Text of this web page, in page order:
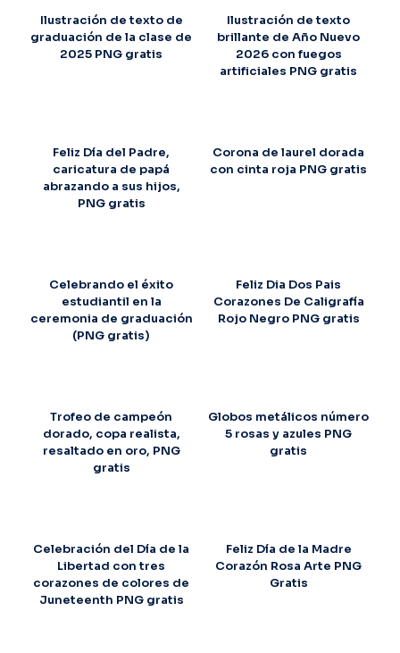
Ilustración de texto de
graduación de la clase de
2025 PNG gratis
Ilustración de texto
brillante de Año Nuevo
2026 con fuegos
artificiales PNG gratis
Feliz Día del Padre,
caricatura de papá
abrazando a sus hijos,
PNG gratis
Corona de laurel dorada
con cinta roja PNG gratis
Celebrando el éxito
estudiantil en la
ceremonia de graduación
(PNG gratis)
Feliz Dia Dos Pais
Corazones De Caligrafía
Rojo Negro PNG gratis
Trofeo de campeón
dorado, copa realista,
resaltado en oro, PNG
gratis
Globos metálicos número
5 rosas y azules PNG
gratis
Celebración del Día de la
Libertad con tres
corazones de colores de
Juneteenth PNG gratis
Feliz Día de la Madre
Corazón Rosa Arte PNG
Gratis